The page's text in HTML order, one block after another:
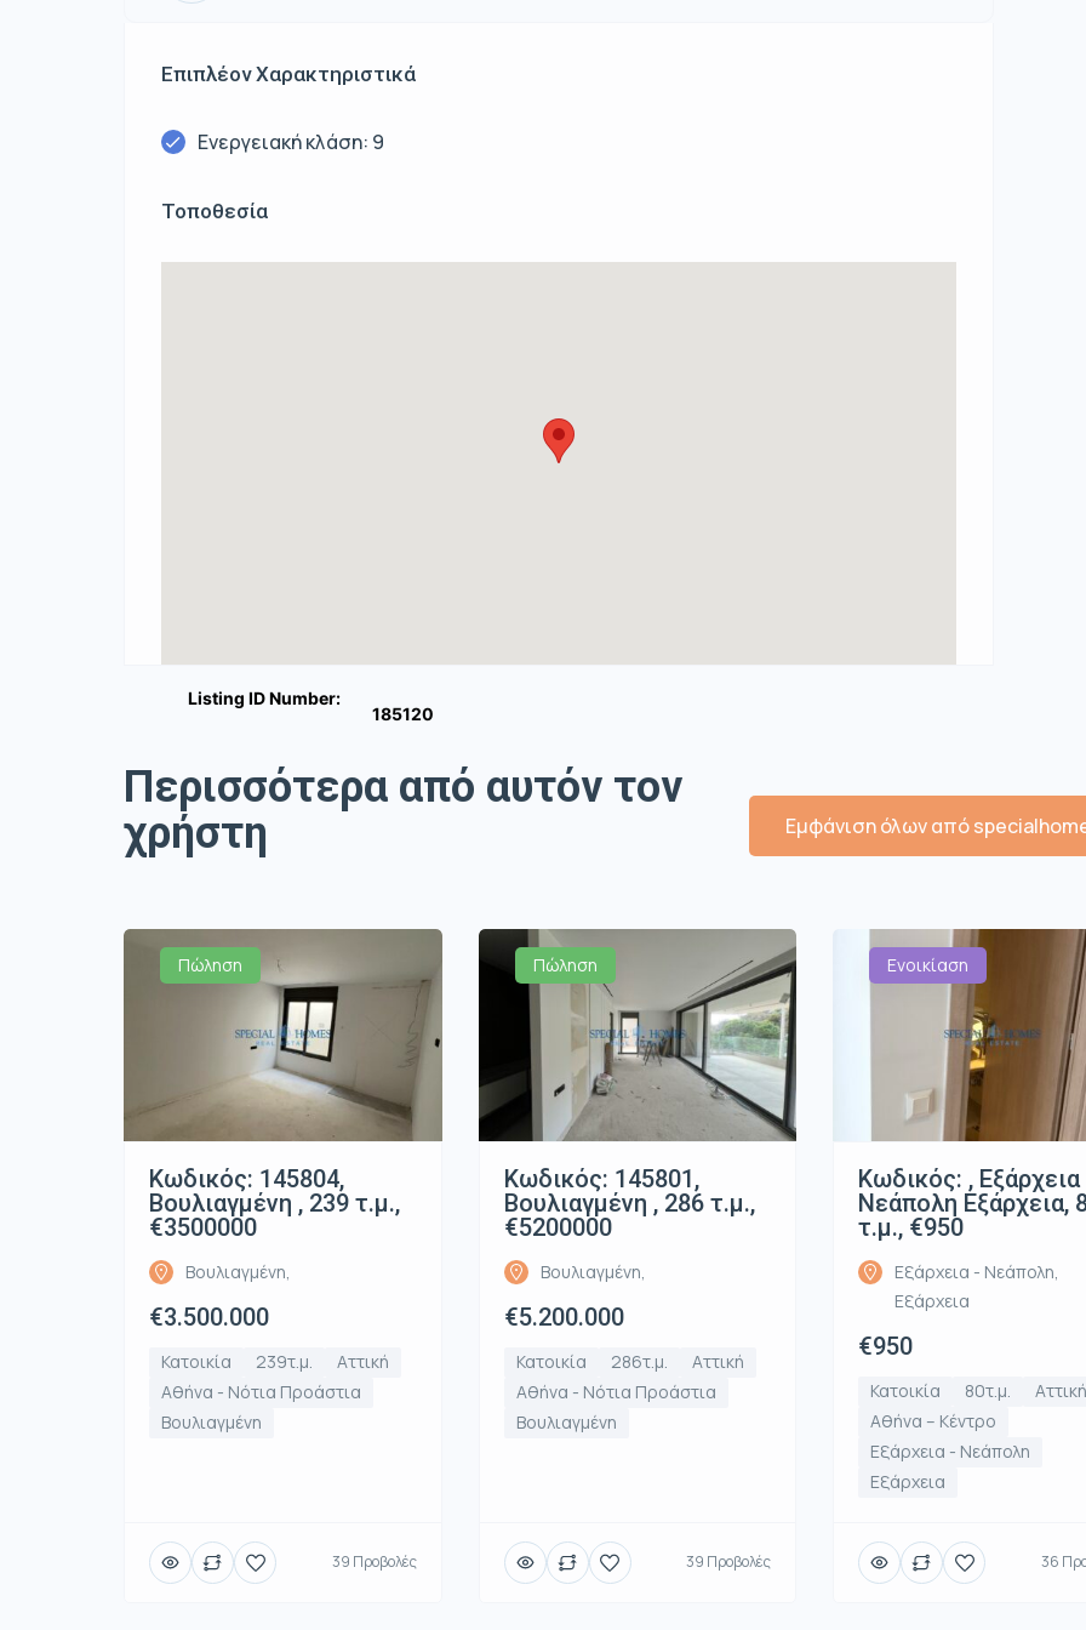
Επιπλέον Χαρακτηριστικά
Ενεργειακή κλάση: 9
Τοποθεσία
Listing ID Number:
185120
Περισσότερα από αυτόν τον
χρήστη
Εμφάνιση όλων από
Πώληση
Κωδικός: 145804,
Βουλιαγμένη , 239 τ.μ.,
€3500000
Βουλιαγμένη,
€3.500.000
Κατοικία 239τ.μ.
Αττική
Αθήνα - Νότια Προάστια
Βουλιαγμένη
39 Προβολές
Πώληση
Κωδικός: 145801,
Βουλιαγμένη , 286 τ.μ.,
€5200000
Βουλιαγμένη,
€5.200.000
Κατοικία 286τ.μ.
Αττική
Αθήνα - Νότια Προάστια
Βουλιαγμένη
39 Προβολές
Ενοικίαση
Κωδικός: ,
Νεάπολη Εξάρχεια,
τ.μ., €950
Εξάρχεια - Νεάπολη,
Εξάρχεια
€950
Κατοικία 80τ.μ.
Αττική
Αθήνα – Κέντρο
Εξάρχεια - Νεάπολη
Εξάρχεια
36